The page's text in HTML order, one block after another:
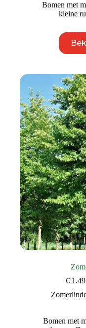
Bomen met
kleine
€
Bomen met